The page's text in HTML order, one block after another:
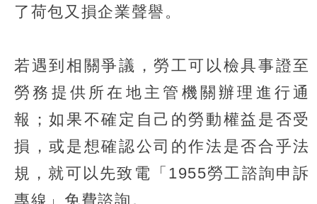
了荷包又損企業聲譽。
若遇到相關爭議，勞工可以檢具事證至
勞務提供所在地主管機關辦理進行通
報；如果不確定自己的勞動權益是否受
損，或是想確認公司的作法是否合乎法
規，就可以先致電「1955勞工諮詢申訴
專線」免費諮詢。